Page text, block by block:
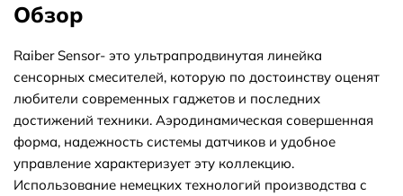
Обзор
Raiber Sensor- это ультрапродвинутая линейка
сенсорных смесителей, которую по достоинству оценят
любители современных гаджетов и последних
достижений техники. Аэродинамическая совершенная
форма, надежность системы датчиков и удобное
управление характеризует эту коллекцию.
Использование немецких технологий производства с